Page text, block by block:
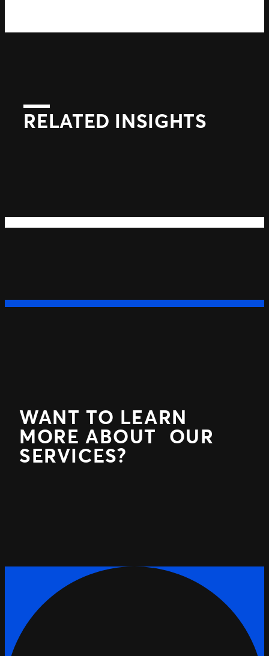
RELATED INSIGHTS
Suivant
WANT TO LEARN
MORE ABOUT OUR
SERVICES?